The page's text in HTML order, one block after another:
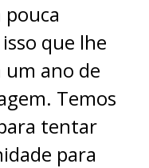
que lhe
um ano de
Temos
tentar
para